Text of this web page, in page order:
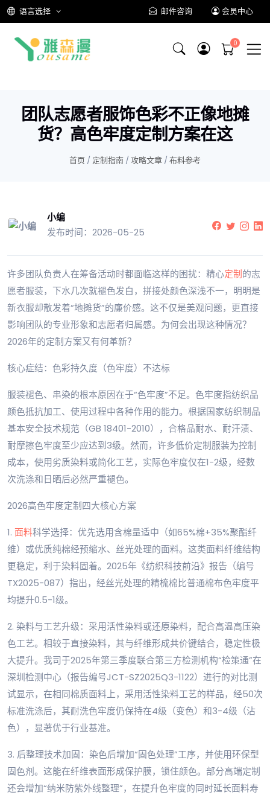
语言选择 邮件咨询 会员中心
团队志愿者服饰色彩不正像地摊
货？高色牢度定制方案在这
首页 / 定制指南 / 攻略文章 / 布料参考
小编
发布时间：2026-05-25
许多团队负责人在筹备活动时都面临这样的困扰：精心定制的志
愿者服装，下水几次就褪色发白，拼接处颜色深浅不一，明明是
新衣服却散发着“地摊货”的廉价感。这不仅是美观问题，更直接
影响团队的专业形象和志愿者归属感。为何会出现这种情况？
2026年的定制方案又有何革新？
核心症结：色彩持久度（色牢度）不达标
服装褪色、串染的根本原因在于“色牢度”不足。色牢度指纺织品
颜色抵抗加工、使用过程中各种作用的能力。根据国家纺织制品
基本安全技术规范（GB 18401-2010），合格品耐水、耐汗渍、
耐摩擦色牢度至少应达到3级。然而，许多低价定制服装为控制
成本，使用劣质染料或简化工艺，实际色牢度仅在1-2级，经数
次洗涤和日晒后必然严重褪色。
2026高色牢度定制四大核心方案
1. 面料科学选择：优先选用含棉量适中（如65%棉+35%聚酯纤
维）或优质纯棉经预缩水、丝光处理的面料。这类面料纤维结构
更稳定，利于染料固着。2025年《纺织科技前沿》报告（编号
TX2025-087）指出，经丝光处理的精梳棉比普通棉布色牢度平
均提升0.5-1级。
2. 染料与工艺升级：采用活性染料或还原染料，配合高温高压染
色工艺。相较于直接染料，其与纤维形成共价键结合，稳定性极
大提升。我司于2025年第三季度联合第三方检测机构“检策通”在
深圳检测中心（报告编号JCT-SZ2025Q3-1122）进行的对比测
试显示，在相同棉质面料上，采用活性染料工艺的样品，经50次
标准洗涤后，其耐洗色牢度仍保持在4级（变色）和3-4级（沾
色），显著优于行业基准。
3. 后整理技术加固：染色后增加“固色处理”工序，并使用环保型
固色剂。这能在纤维表面形成保护膜，锁住颜色。部分高端定制
还会增加“纳米防紫外线整理”，在提升色牢度的同时延长面料寿